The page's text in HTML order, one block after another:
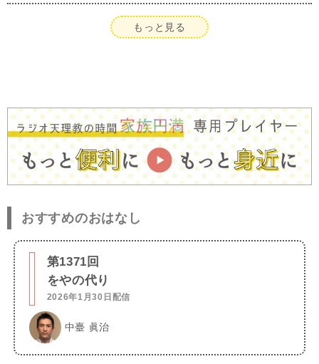
もっと見る
おすすめのおはなし
第1371回
をやの代り
2026年1月30日配信
中臺 眞治